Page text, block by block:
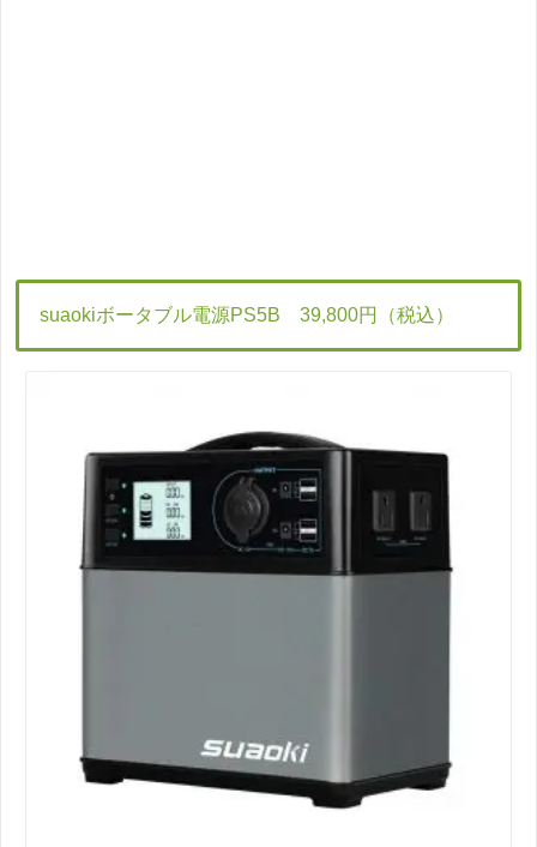
suaokiボータブル電源PS5B 39,800円（税込）